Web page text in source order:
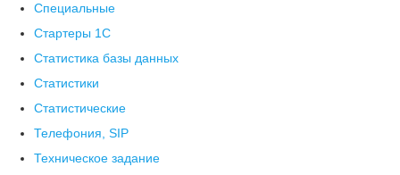
Специальные
Стартеры 1С
Статистика базы данных
Статистики
Статистические
Телефония, SIP
Техническое задание